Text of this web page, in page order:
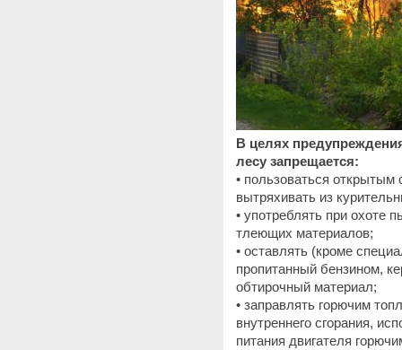
В целях
лесу запрещается:
• пользоваться открытым
вытряхивать из
• употреблять при охоте
тлеющих материалов;
• оставлять (кроме
пропитанный бензином,
обтирочный материал;
• заправлять горючим
внутреннего сгорания,
питания двигателя